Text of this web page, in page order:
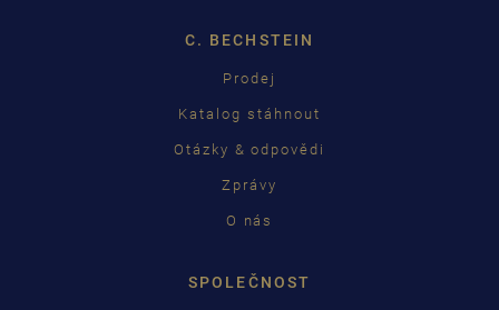
C. BECHSTEIN
Prodej
Katalog stáhnout
Otázky & odpovědi
Zprávy
O nás
SPOLEČNOST